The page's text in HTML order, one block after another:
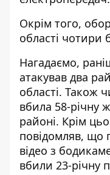
Окрім того,
області чотири
Нагадаємо,
атакував два
області. Також
вбила 58-річну
районі. Крім
повідомляв, що
відео з
вбили 23-річну